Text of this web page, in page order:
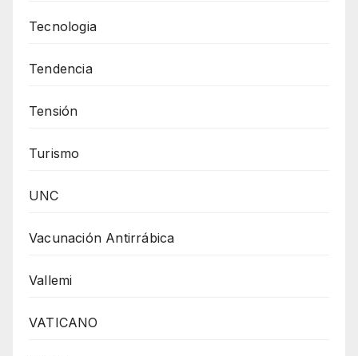
Tecnologia
Tendencia
Tensión
Turismo
UNC
Vacunación Antirrábica
Vallemi
VATICANO